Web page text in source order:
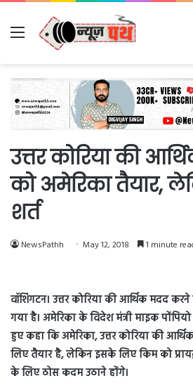
Menu
उत्तर कोरिया की
को अमेरिका तैयार,
शर्त
NewsPathh May 12, 2018 1 minute
वॉशिंगटन। उत्तर कोरिया की आर्थिक मदद
गया है। अमेरिका के विदेश मंत्री माइक
हुए कहा कि अमेरिका, उत्तर कोरिया की
लिए तैयार है, लेकिन इसके लिए किम को
के लिए ठोस कदम उठाने होंगे।